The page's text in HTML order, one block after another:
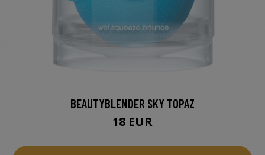
BEAUTYBLENDER SKY TOPAZ
18 EUR